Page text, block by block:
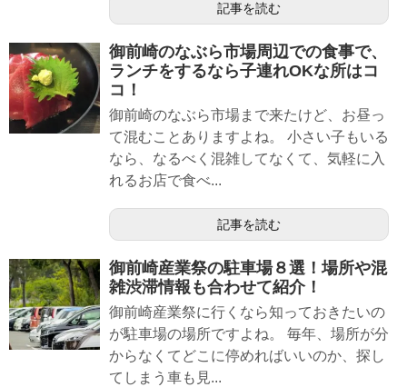
記事を読む
御前崎のなぶら市場周辺での食事で、
ランチをするなら子連れOKな所はコ
コ！
御前崎のなぶら市場まで来たけど、お昼っ
て混むことありますよね。 小さい子もいる
なら、なるべく混雑してなくて、気軽に入
れるお店で食べ...
記事を読む
御前崎産業祭の駐車場８選！場所や混
雑渋滞情報も合わせて紹介！
御前崎産業祭に行くなら知っておきたいの
が駐車場の場所ですよね。 毎年、場所が分
からなくてどこに停めればいいのか、探し
てしまう車も見...